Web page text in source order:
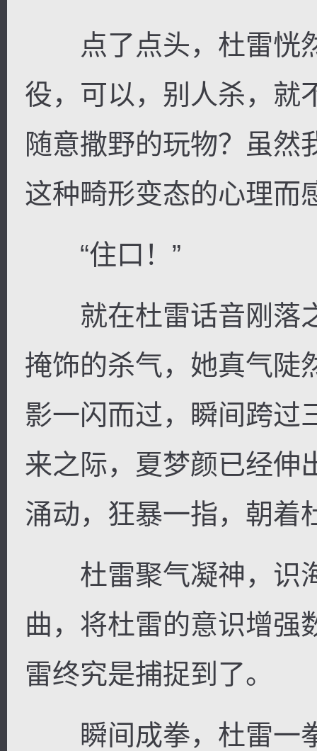
点了点头，杜雷恍然
役，可以，别人杀，就
随意撒野的玩物？虽然
这种畸形变态的心理而
“住口！”
就在杜雷话音刚落
掩饰的杀气，她真气陡
影一闪而过，瞬间跨过
来之际，夏梦颜已经伸
涌动，狂暴一指，朝着
杜雷聚气凝神，识
曲，将杜雷的意识增强
雷终究是捕捉到了。
瞬间成拳，杜雷一